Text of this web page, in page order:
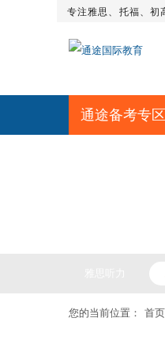
专注雅思、托福、初
通途备考专区
您的当前位置： 首页